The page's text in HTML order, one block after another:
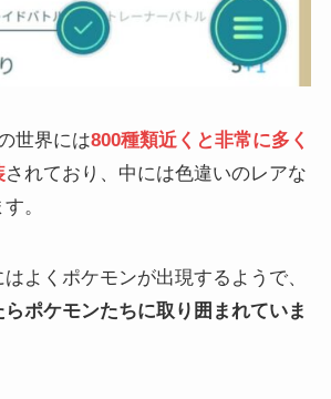
世界には800種類近くと非常に多く
されており、中には色違いのレアな
。
よくポケモンが出現するようで、
ポケモンたちに取り囲まれていま